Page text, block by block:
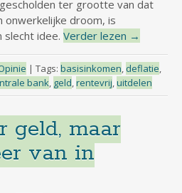
ter grootte van dat
onwerkelijke droom, is
slecht idee. Verder lezen →
| Tags: basisinkomen, deflatie,
bank, geld,rentevrij,uitdelen
geld, maar
van in